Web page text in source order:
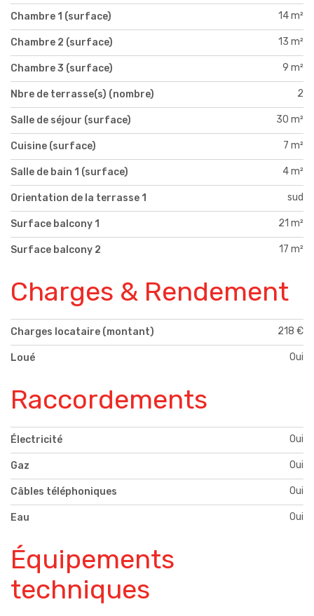
Chambre 1 (surface) 14 m²
Chambre 2 (surface) 13 m²
Chambre 3 (surface) 9 m²
Nbre de terrasse(s) (nombre) 2
Salle de séjour (surface) 30 m²
Cuisine (surface) 7 m²
Salle de bain 1 (surface) 4 m²
Orientation de la terrasse 1 sud
Surface balcony 1 21 m²
Surface balcony 2 17 m²
Charges & Rendement
Charges locataire (montant) 218 €
Loué Oui
Raccordements
Électricité Oui
Gaz Oui
Câbles téléphoniques Oui
Eau Oui
Équipements
techniques